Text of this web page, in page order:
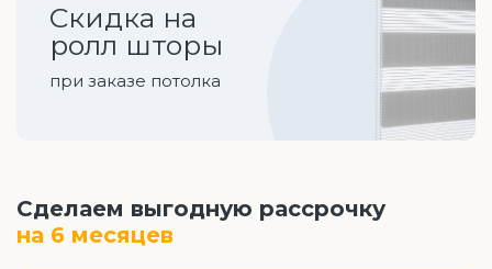
Скидка на
ролл шторы
при заказе потолка
Сделаем выгодную рассрочку
на 6 месяцев